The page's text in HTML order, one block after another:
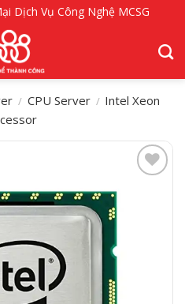
Dịch Vụ Công Nghệ MCSG
/ CPU Server / Intel Xeon